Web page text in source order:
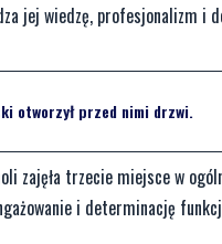
jej wiedzę, profesjonalizm i
otworzył przed nimi drzwi.
zajęła trzecie miejsce w
i determinację